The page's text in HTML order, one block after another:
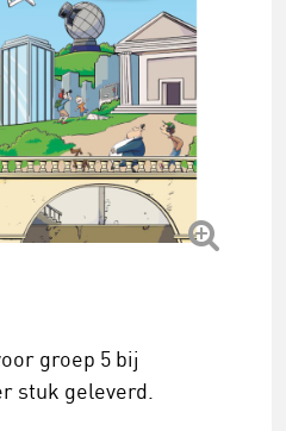
groep 5 bij
stuk geleverd.